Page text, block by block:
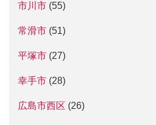
市川市 (55)
常滑市 (51)
平塚市 (27)
幸手市 (28)
広島市西区 (26)